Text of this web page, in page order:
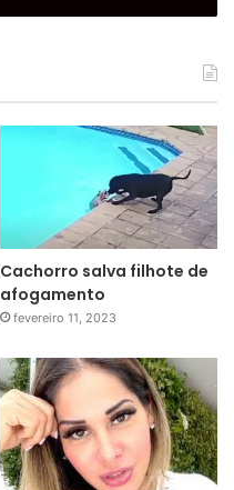
Cachorro salva filhote de
afogamento
fevereiro 11, 2023